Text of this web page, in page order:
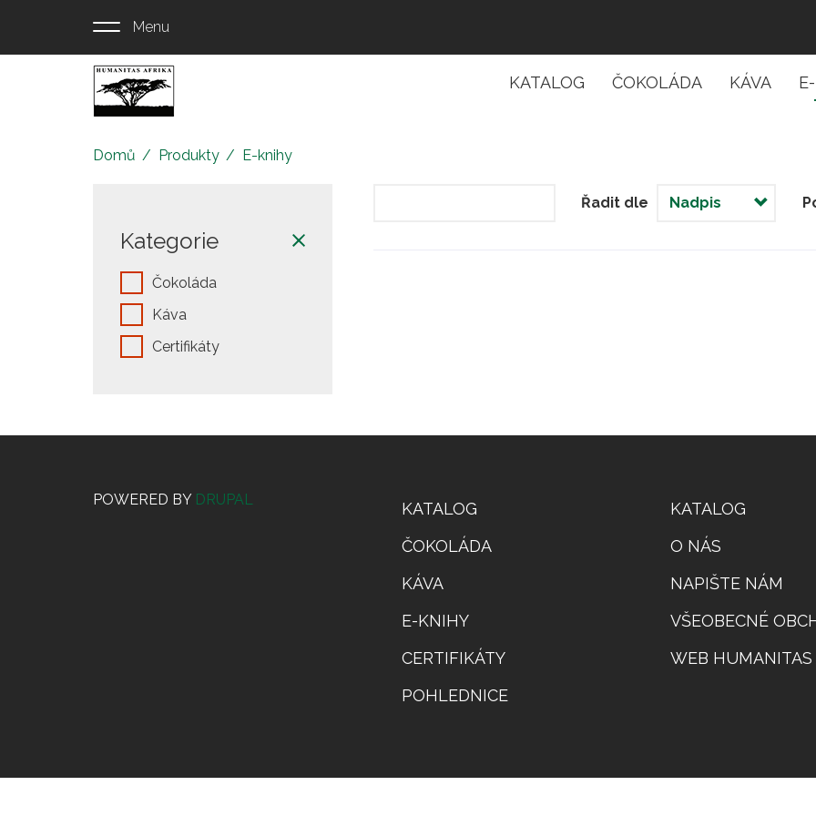
Menu
Eshop
Humanitas
Afrika
Catalog
KATALOG ČOKOLÁDA KÁVA
Domů Produkty E-knihy
Kategorie
Čokoláda
Káva
Certifikáty
Řadit dle
POWERED BY DRUPAL CATALOG
KATALOG
ČOKOLÁDA
KÁVA
E-KNIHY
CERTIFIKÁTY
POHLEDNICE
MENU
KATALOG
O NÁS
NAPIŠTE NÁM
VŠEOBECNÉ
WEB HUMANITAS